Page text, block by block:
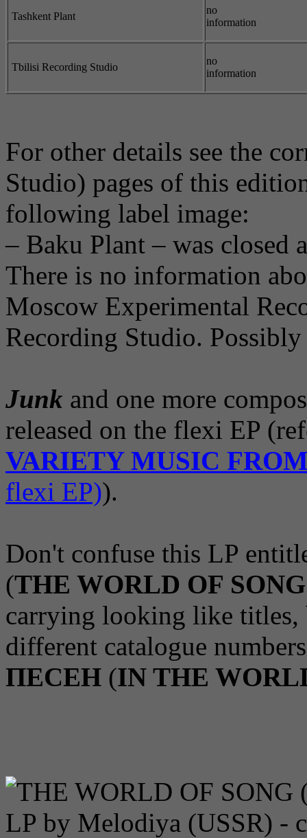
Tashkent Plant
no
information
Tbilisi Recording Studio
no
information
For other details see the
Studio) pages of this
following label image:
– Baku Plant – was closed
There is no information
Moscow Experimental
Recording Studio.
Junk and one more
released on the flexi EP
VARIETY MUSIC
flexi EP)).
Don't confuse this LP
(THE WORLD OF SONG
carrying looking like titles,
different catalogue
ПЕСЕН (IN THE